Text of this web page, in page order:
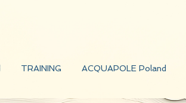
TRAINING ACQUAPOLE Poland